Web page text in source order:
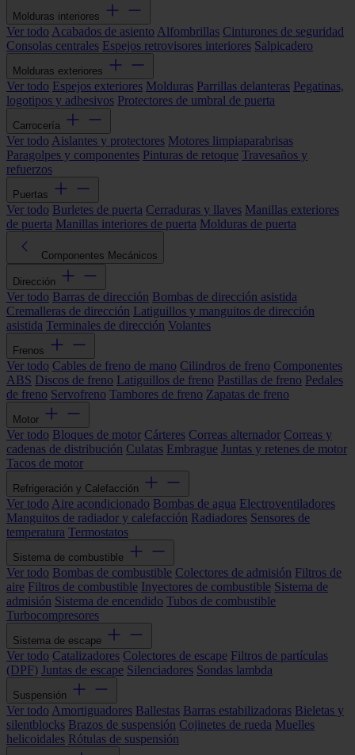
Molduras interiores
Ver todo Acabados de asiento Alfombrillas Cinturones de seguridad
Consolas centrales Espejos retrovisores interiores Salpicadero
Molduras exteriores
Ver todo Espejos exteriores Molduras Parrillas delanteras Pegatinas,
logotipos y adhesivos Protectores de umbral de puerta
Carrocería
Ver todo Aislantes y protectores Motores limpiaparabrisas
Paragolpes y componentes Pinturas de retoque Travesaños y
refuerzos
Puertas
Ver todo Burletes de puerta Cerraduras y llaves Manillas exteriores
de puerta Manillas interiores de puerta Molduras de puerta
Componentes Mecánicos
Dirección
Ver todo Barras de dirección Bombas de dirección asistida
Cremalleras de dirección Latiguillos y manguitos de dirección
asistida Terminales de dirección Volantes
Frenos
Ver todo Cables de freno de mano Cilindros de freno Componentes
ABS Discos de freno Latiguillos de freno Pastillas de freno Pedales
de freno Servofreno Tambores de freno Zapatas de freno
Motor
Ver todo Bloques de motor Cárteres Correas alternador Correas y
cadenas de distribución Culatas Embrague Juntas y retenes de motor
Tacos de motor
Refrigeración y Calefacción
Ver todo Aire acondicionado Bombas de agua Electroventiladores
Manguitos de radiador y calefacción Radiadores Sensores de
temperatura Termostatos
Sistema de combustible
Ver todo Bombas de combustible Colectores de admisión Filtros de
aire Filtros de combustible Inyectores de combustible Sistema de
admisión Sistema de encendido Tubos de combustible
Turbocompresores
Sistema de escape
Ver todo Catalizadores Colectores de escape Filtros de partículas
(DPF) Juntas de escape Silenciadores Sondas lambda
Suspensión
Ver todo Amortiguadores Ballestas Barras estabilizadoras Bieletas y
silentblocks Brazos de suspensión Cojinetes de rueda Muelles
helicoidales Rótulas de suspensión